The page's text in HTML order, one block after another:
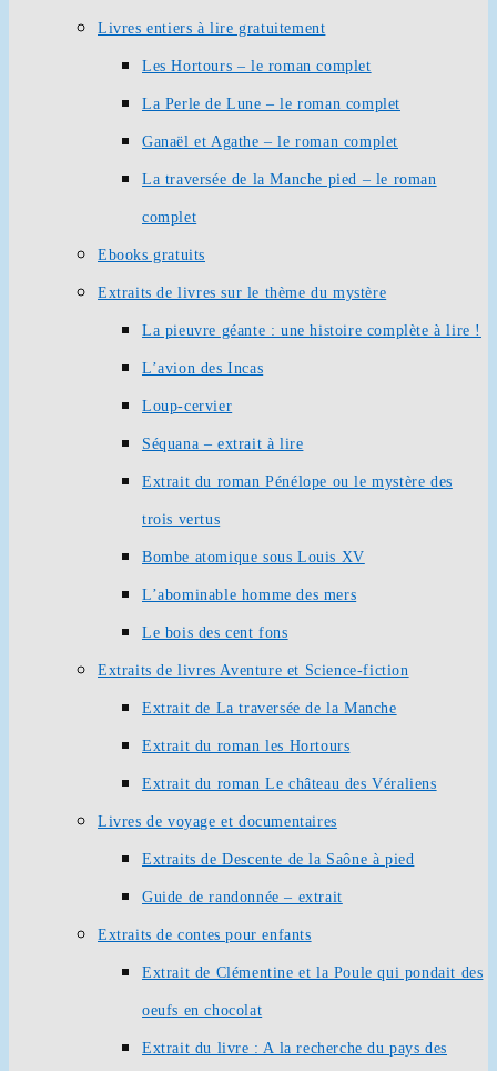
Livres entiers à lire gratuitement
Les Hortours – le roman complet
La Perle de Lune – le roman complet
Ganaël et Agathe – le roman complet
La traversée de la Manche pied – le roman
complet
Ebooks gratuits
Extraits de livres sur le thème du mystère
La pieuvre géante : une histoire complète à lire !
L’avion des Incas
Loup-cervier
Séquana – extrait à lire
Extrait du roman Pénélope ou le mystère des
trois vertus
Bombe atomique sous Louis XV
L’abominable homme des mers
Le bois des cent fons
Extraits de livres Aventure et Science-fiction
Extrait de La traversée de la Manche
Extrait du roman les Hortours
Extrait du roman Le château des Véraliens
Livres de voyage et documentaires
Extraits de Descente de la Saône à pied
Guide de randonnée – extrait
Extraits de contes pour enfants
Extrait de Clémentine et la Poule qui pondait des
oeufs en chocolat
Extrait du livre : A la recherche du pays des